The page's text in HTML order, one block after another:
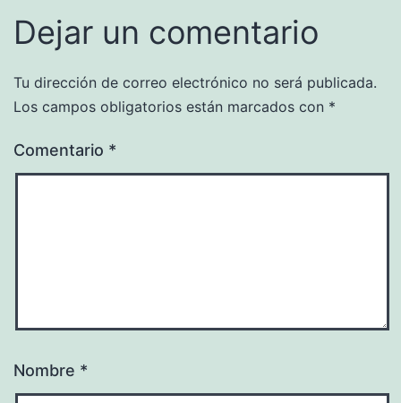
Dejar un comentario
Tu dirección de correo electrónico no será publicada.
Los campos obligatorios están marcados con *
Comentario *
Nombre *